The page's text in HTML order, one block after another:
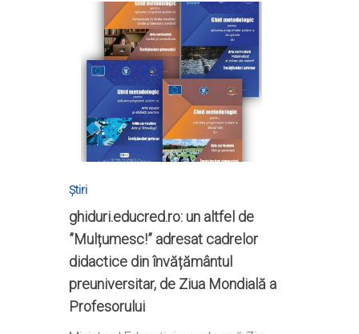
Știri
ghiduri.educred.ro: un altfel de
”Mulțumesc!” adresat cadrelor
didactice din învățământul
preuniversitar, de Ziua Mondială a
Profesorului